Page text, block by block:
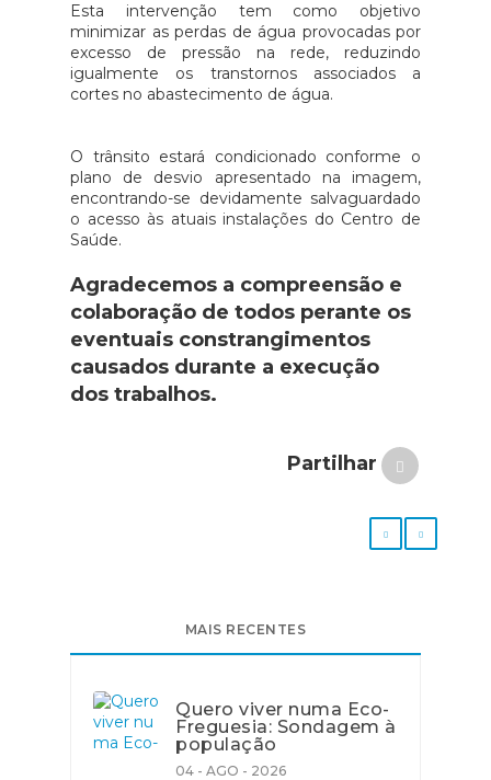
Esta intervenção tem como objetivo
minimizar as perdas de água provocadas por
excesso de pressão na rede, reduzindo
igualmente os transtornos associados a
cortes no abastecimento de água.
O trânsito estará condicionado conforme o
plano de desvio apresentado na imagem,
encontrando-se devidamente salvaguardado
o acesso às atuais instalações do Centro de
Saúde.
Agradecemos a compreensão e
colaboração de todos perante os
eventuais constrangimentos
causados durante a execução
dos trabalhos.
Partilhar
MAIS RECENTES
Quero viver numa Eco-
Freguesia: Sondagem à
população
04 - AGO - 2026